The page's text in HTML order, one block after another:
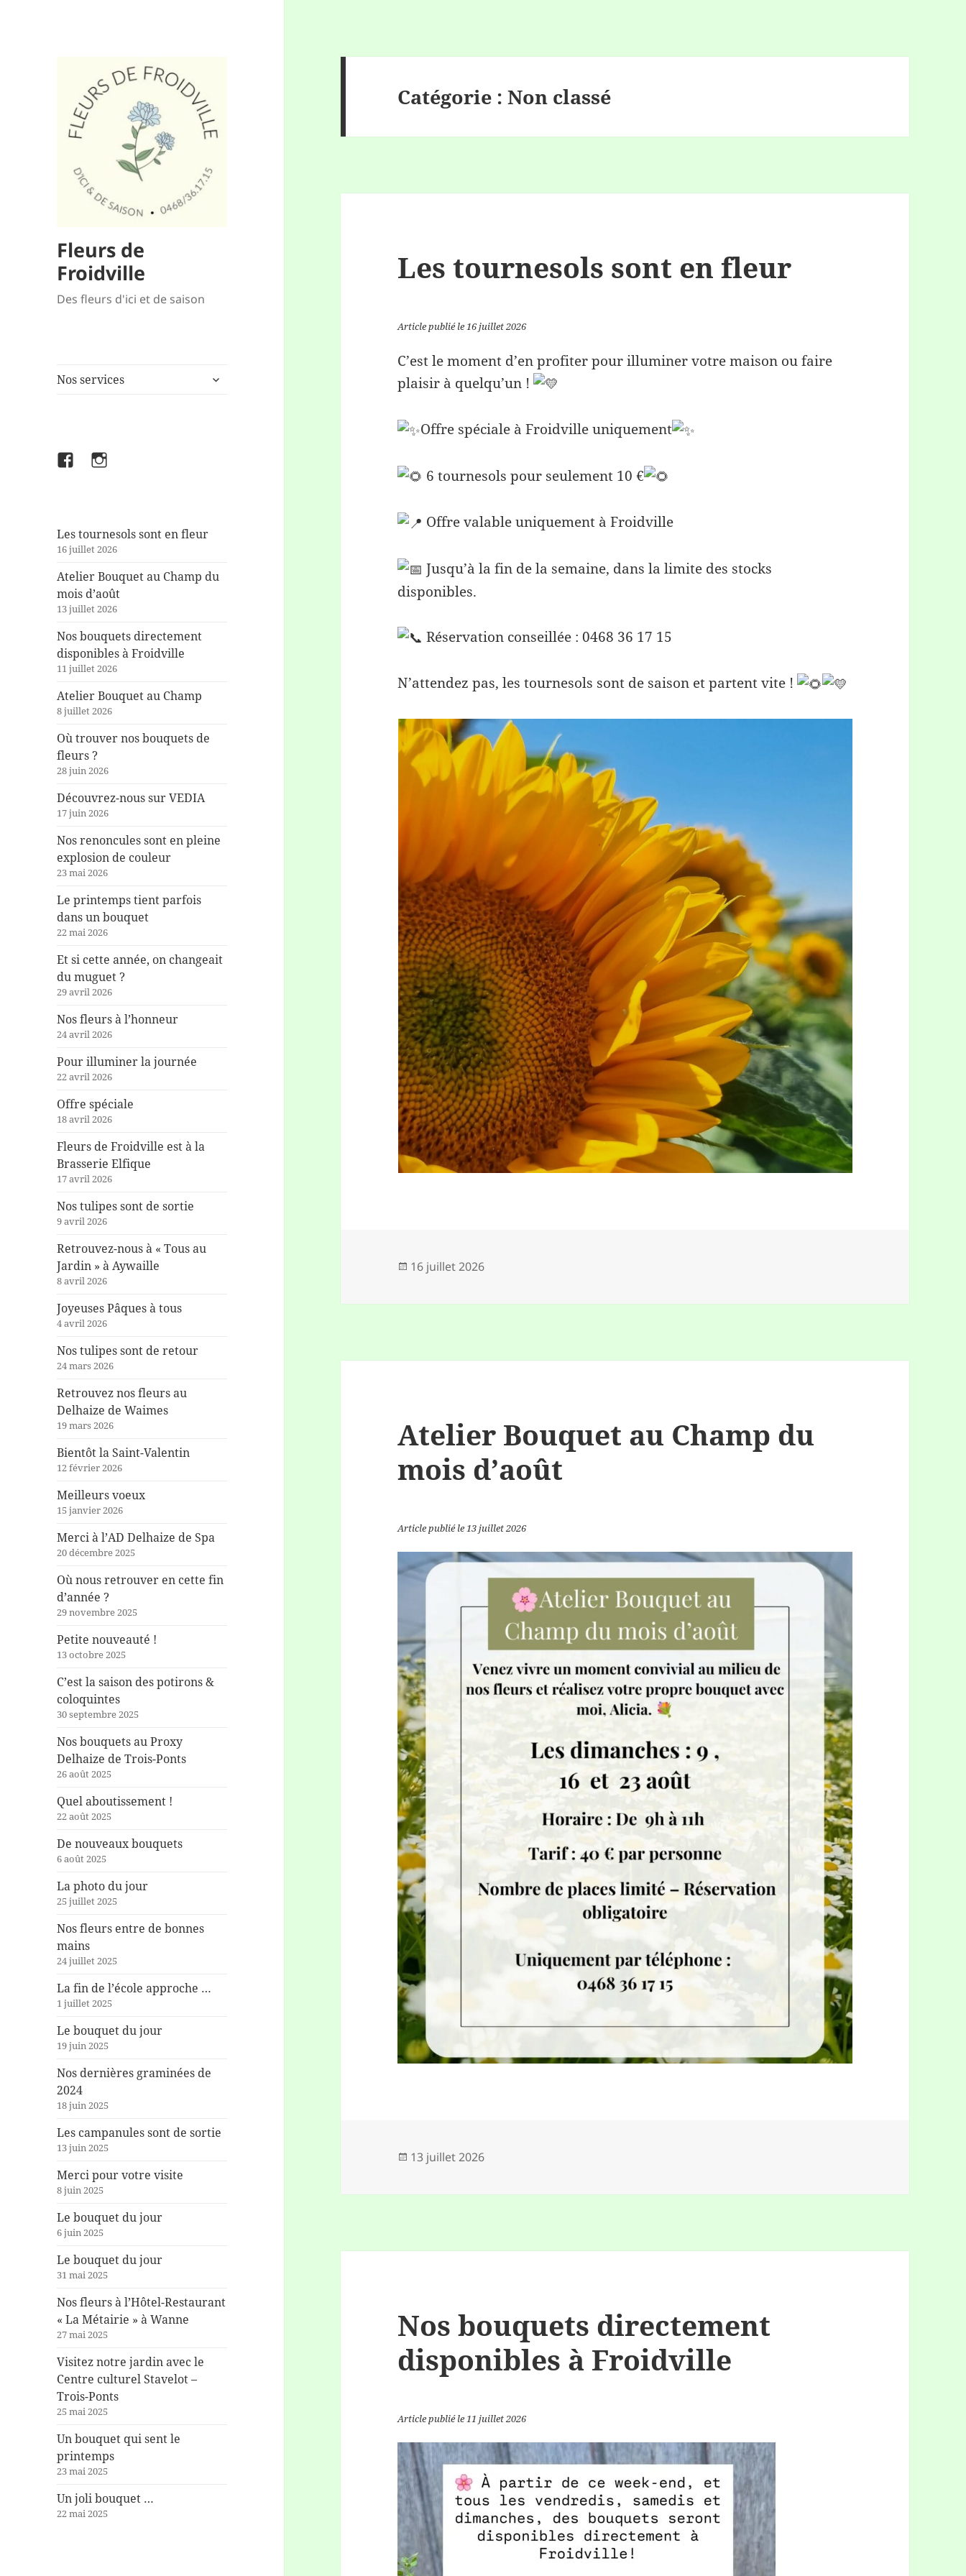
Fleurs de
Froidville
Des fleurs d'ici et de saison
Nos services
ouvrir
FacebookInstagram
Les tournesols sont en fleur
16 juillet 2026
Atelier Bouquet au Champ du
mois d’août
13 juillet 2026
Nos bouquets directement
disponibles à Froidville
11 juillet 2026
Atelier Bouquet au Champ
8 juillet 2026
Où trouver nos bouquets de
fleurs ?
28 juin 2026
Découvrez-nous sur VEDIA
17 juin 2026
Nos renoncules sont en pleine
explosion de couleur
23 mai 2026
Le printemps tient parfois
dans un bouquet
22 mai 2026
Et si cette année, on changeait
du muguet ?
29 avril 2026
Nos fleurs à l’honneur
24 avril 2026
Pour illuminer la journée
22 avril 2026
Offre spéciale
18 avril 2026
Fleurs de Froidville est à la
Brasserie Elfique
17 avril 2026
Nos tulipes sont de sortie
9 avril 2026
Retrouvez-nous à « Tous au
Jardin » à Aywaille
8 avril 2026
Joyeuses Pâques à tous
4 avril 2026
Nos tulipes sont de retour
24 mars 2026
Retrouvez nos fleurs au
Delhaize de Waimes
19 mars 2026
Bientôt la Saint-Valentin
12 février 2026
Meilleurs voeux
15 janvier 2026
Merci à l’AD Delhaize de Spa
20 décembre 2025
Où nous retrouver en cette fin
d’année ?
29 novembre 2025
Petite nouveauté !
13 octobre 2025
C’est la saison des potirons &
coloquintes
30 septembre 2025
Nos bouquets au Proxy
Delhaize de Trois-Ponts
26 août 2025
Quel aboutissement !
22 août 2025
De nouveaux bouquets
6 août 2025
La photo du jour
25 juillet 2025
Nos fleurs entre de bonnes
mains
24 juillet 2025
La fin de l’école approche …
1 juillet 2025
Le bouquet du jour
19 juin 2025
Nos dernières graminées de
2024
18 juin 2025
Les campanules sont de sortie
13 juin 2025
Merci pour votre visite
8 juin 2025
Le bouquet du jour
6 juin 2025
Le bouquet du jour
31 mai 2025
Nos fleurs à l’Hôtel-Restaurant
« La Métairie » à Wanne
27 mai 2025
Visitez notre jardin avec le
Centre culturel Stavelot –
Trois-Ponts
25 mai 2025
Un bouquet qui sent le
printemps
23 mai 2025
Un joli bouquet …
22 mai 2025
Catégorie :Non classé
Les tournesols sont en fleur
Article publié le 16 juillet 2026
C’est le moment d’en profiter pour illuminer votre maison ou faire
plaisir à quelqu’un !
Offre spéciale à Froidville uniquement
6 tournesols pour seulement 10 €
Offre valable uniquement à Froidville
Jusqu’à la fin de la semaine, dans la limite des stocks
disponibles.
Réservation conseillée : 0468 36 17 15
N’attendez pas, les tournesols sont de saison et partent vite !
Publié
16 juillet 2026
Atelier Bouquet au Champ du
mois d’août
Article publié le 13 juillet 2026
Publié
13 juillet 2026
Nos bouquets directement
disponibles à Froidville
Article publié le 11 juillet 2026